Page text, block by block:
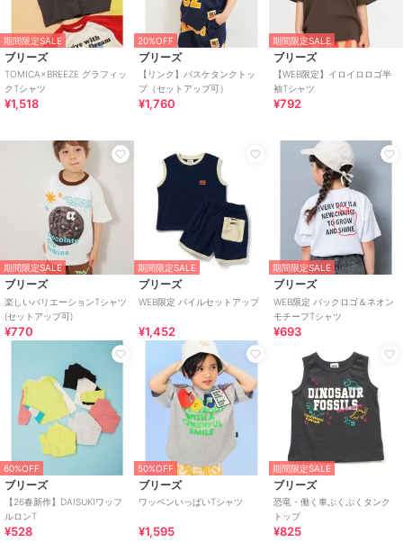
期間限定SALE
ブリーズ
TOMICA×BREEZE グラフィッ
クTシャツ
¥1,518
20%OFF
ブリーズ
【リンク】バスケタンクトッ
プ（セットアップ可）
¥1,760
期間限定SALE
ブリーズ
【WEB限定】イロイロロゴ半
袖Tシャツ
¥792
期間限定SALE
ブリーズ
楽しいバリエーションTシャツ
(セットアップ可)
¥770
期間限定SALE
ブリーズ
WEB限定 パイルセットアップ
¥1,452
期間限定SALE
ブリーズ
WEB限定 バックロゴ＆ネオン
モチーフTシャツ
¥693
60%OFF
ブリーズ
【26春新作】DAISUKIワッフ
ルロンT
¥528
50%OFF
ブリーズ
ワッペンいっぱいTシャツ
¥1,595
期間限定SALE
ブリーズ
恐竜・働く車ぷくぷくタンク
トップ
¥825